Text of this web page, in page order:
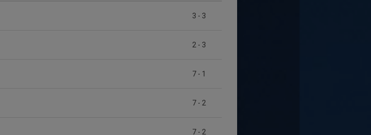
3 - 3
2 - 3
7 - 1
7 - 2
7 - 2